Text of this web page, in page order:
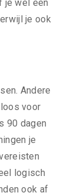
je wel een
je ook
Andere
voor
90 dagen
je
logisch
ook af